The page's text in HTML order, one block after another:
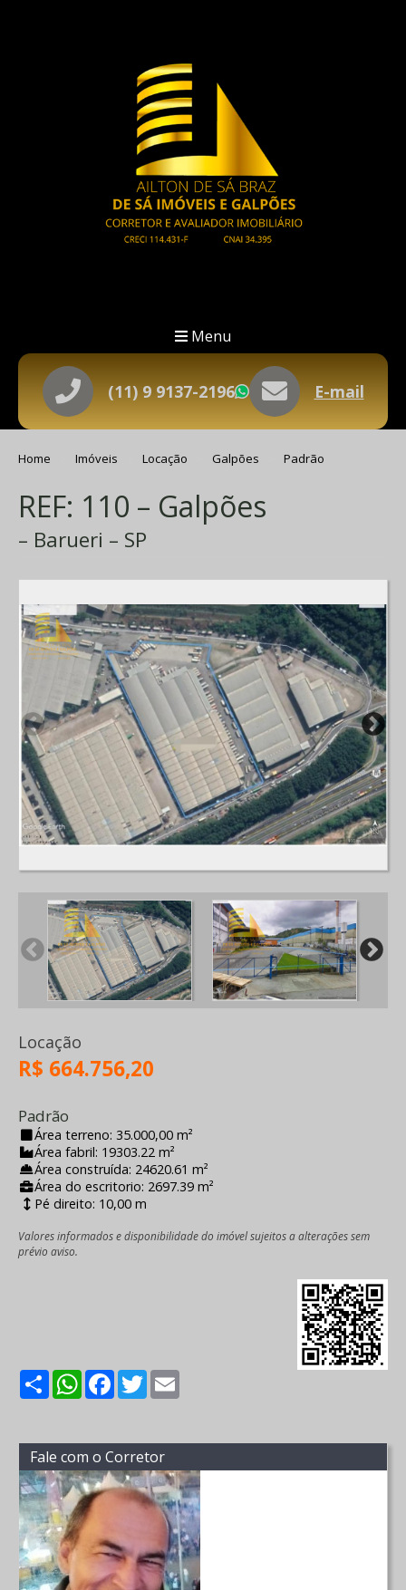
Menu
(11) 9 9137-2196 WhatsApp
E-mail
Home Imóveis Locação Galpões Padrão
REF: 110 – Galpões
– Barueri – SP
Locação
R$ 664.756,20
Padrão
Área terreno: 35.000,00 m²
Área fabril: 19303.22 m²
Área construída: 24620.61 m²
Área do escritorio: 2697.39 m²
Pé direito: 10,00 m
Valores informados e disponibilidade do imóvel sujeitos a alterações sem
prévio aviso.
ShareWhatsApp
Facebook
Twitter
Fale com o Corretor